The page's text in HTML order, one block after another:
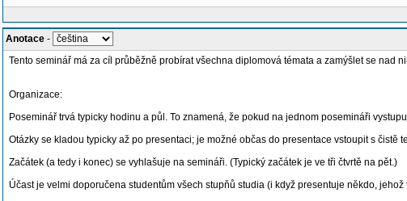
Anotace -
Tento seminář má za cíl průběžně probírat všechna diplomová témata a zamýšlet se nad
Organizace:
Poseminář trvá typicky hodinu a půl. To znamená, že pokud na jednom posemináři
Otázky se kladou typicky až po presentaci; je možné občas do presentace vstoupit s
Začátek (a tedy i konec) se vyhlašuje na semináři. (Typický začátek je ve tři čtvrtě na pět.)
Účast je velmi doporučena studentům všech stupňů studia (i když presentuje někdo,